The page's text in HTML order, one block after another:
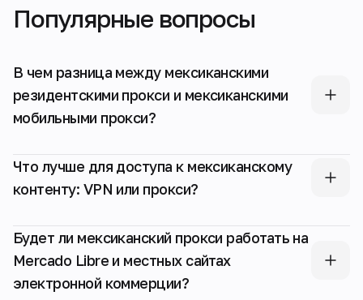
Популярные вопросы
В чем разница между мексиканскими
резидентскими прокси и мексиканскими
мобильными прокси?
Что лучше для доступа к мексиканскому
контенту: VPN или прокси?
Будет ли мексиканский прокси работать на
Mercado Libre и местных сайтах
электронной коммерции?